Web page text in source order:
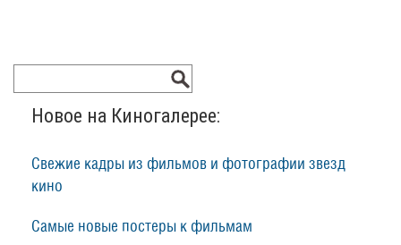
Новое на Киногалерее:
Свежие кадры из фильмов и фотографии звезд
кино
Самые новые постеры к фильмам